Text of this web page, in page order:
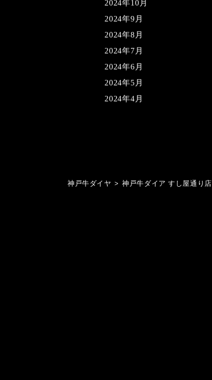
2024年10月
2024年9月
2024年8月
2024年7月
2024年6月
2024年5月
2024年4月
神戸牛ダイヤ > 神戸牛ダイア すし屋通り店